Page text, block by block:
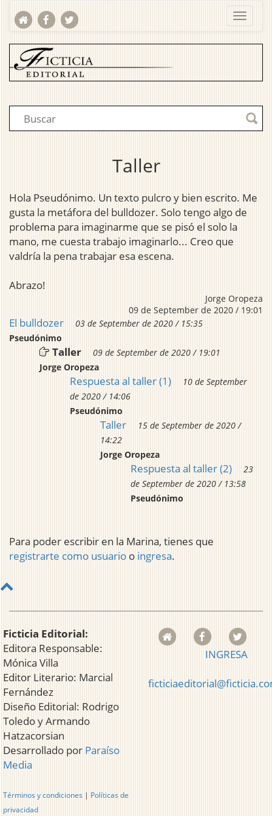
Taller
Hola Pseudónimo. Un texto pulcro y bien escrito. Me
gusta la metáfora del bulldozer. Solo tengo algo de
problema para imaginarme que se pisó el solo la
mano, me cuesta trabajo imaginarlo... Creo que
valdría la pena trabajar esa escena.
Abrazo!
Jorge Oropeza
09 de September de 2020 / 19:01
El bulldozer
03 de September de 2020 / 15:35
Pseudónimo
Taller
09 de September de 2020 / 19:01
Jorge Oropeza
Respuesta al taller (1)
10 de September
de 2020 / 14:06
Pseudónimo
Taller
15 de September de 2020 /
14:22
Jorge Oropeza
Respuesta al taller (2)
23
de September de 2020 / 13:58
Pseudónimo
Para poder escribir en la Marina, tienes que
registrarte como usuario o ingresa.
Ficticia Editorial:
Editora Responsable:
Mónica Villa
Editor Literario: Marcial
Fernández
Diseño Editorial: Rodrigo
Toledo y Armando
Hatzacorsian
Desarrollado por Paraíso
Media
Términos y condiciones | Políticas de
privacidad
INGRESA